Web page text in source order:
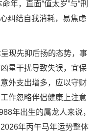
年，直面“值太岁”与“刑
纠结自我消耗，易焦虑
现先抑后扬的态势，事
星干扰导致失误，宜保
外支出增多，应以守财
作忽略伴侣健康上注意
年出生的属龙人来说，
年丙午马年运势整体